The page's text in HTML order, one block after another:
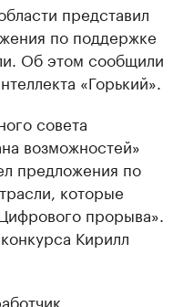
представил
по поддержке
Об этом сообщили
«Горький».
совета
возможностей»
предложения по
которые
прорыва».
Кирилл